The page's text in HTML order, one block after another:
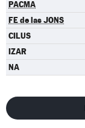
PACMA
FE de las JONS
CILUS
IZAR
NA